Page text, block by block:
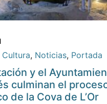
Cultura, Noticias, Portada
y el
culminan el
de la Cova de L’Or